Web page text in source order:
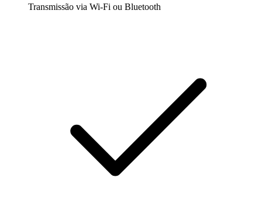
Transmissão via Wi-Fi ou Bluetooth